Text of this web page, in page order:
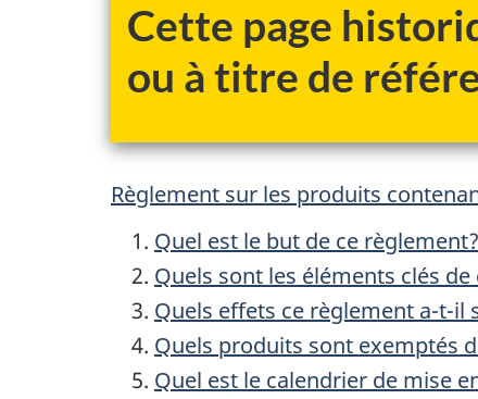
Cette page
ou à titre de
Règlement sur les produits
Quel est le but de ce règlement?
Quels sont les éléments clés
Quels effets ce règlement a-t-il
Quels produits sont exemptés
Quel est le calendrier de mise